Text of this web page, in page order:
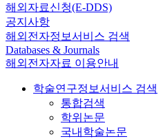
해외자료신청(E-DDS)
공지사항
해외전자정보서비스 검색
Databases & Journals
해외전자자료 이용안내
학술연구정보서비스 검색
통합검색
학위논문
국내학술논문